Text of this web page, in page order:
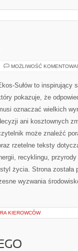
MOŻLIWOŚĆ
Sułów to inspirujący
pokazuje, że
oznaczać wielkich
ani kosztownych
może znaleźć
rzetelne teksty
recyklingu,
życia. Strona została
wyzwania
KIEROWCÓW